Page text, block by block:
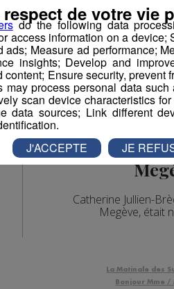
Bonjour
Brèches
Catherine Jullien-
Megève, était
La Matinale des
Bonjour Mme /
do the following data
access information on a
Measure ad performance;
insights; Develop and
Ensure security,
may process personal data
scan device characteristics
data sources; Link different
respect de votre vie
J'ACCEPTE JE